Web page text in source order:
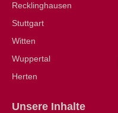
Recklinghausen
Stuttgart
Witten
Wuppertal
Herten
Unsere Inhalte